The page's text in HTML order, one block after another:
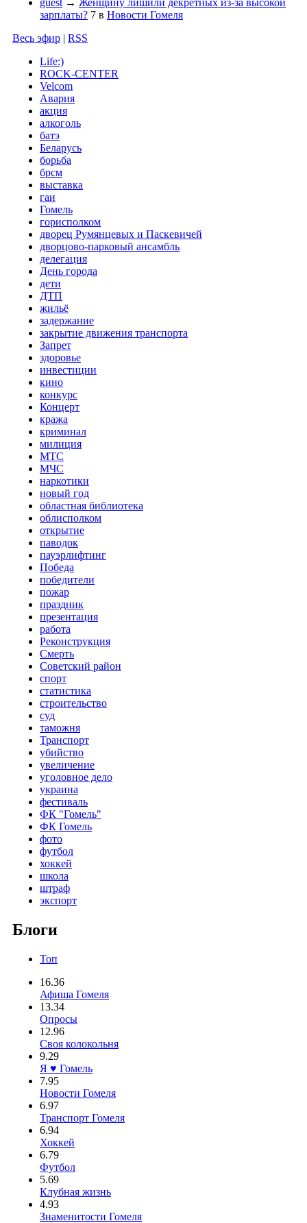
guest → Женщину лишили декретных из-за высокой
зарплаты? 7 в Новости Гомеля
Весь эфир | RSS
Life:)
ROCK-CENTER
Velcom
Авария
акция
алкоголь
батэ
Беларусь
борьба
брсм
выставка
гаи
Гомель
горисполком
дворец Румянцевых и Паскевичей
дворцово-парковый ансамбль
делегация
День города
дети
ДТП
жильё
задержание
закрытие движения транспорта
Запрет
здоровье
инвестиции
кино
конкурс
Концерт
кража
криминал
милиция
МТС
МЧС
наркотики
новый год
областная библиотека
облисполком
открытие
паводок
пауэрлифтинг
Победа
победители
пожар
праздник
презентация
работа
Реконструкция
Смерть
Советский район
спорт
статистика
строительство
суд
таможня
Транспорт
убийство
увеличение
уголовное дело
украина
фестиваль
ФК "Гомель"
ФК Гомель
фото
футбол
хоккей
школа
штраф
экспорт
Блоги
Топ
16.36
Афиша Гомеля
13.34
Опросы
12.96
Своя колокольня
9.29
Я ♥ Гомель
7.95
Новости Гомеля
6.97
Транспорт Гомеля
6.94
Хоккей
6.79
Футбол
5.69
Клубная жизнь
4.93
Знаменитости Гомеля